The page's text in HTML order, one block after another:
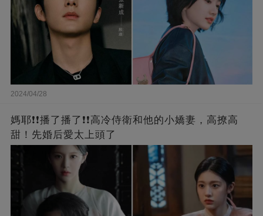
2024/04/28
媽耶❗❗播了播了❗❗高冷侍衛和他的小嬌妻，高撩高
甜！先婚后愛太上頭了